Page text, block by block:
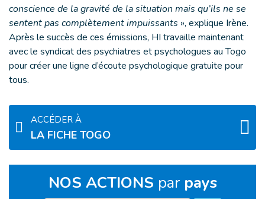
conscience de la gravité de la situation mais qu’ils ne se
sentent pas complètement impuissants », explique Irène.
Après le succès de ces émissions, HI travaille maintenant
avec le syndicat des psychiatres et psychologues au Togo
pour créer une ligne d’écoute psychologique gratuite pour
tous.
ACCÉDER À
LA FICHE TOGO
NOS ACTIONS par pays